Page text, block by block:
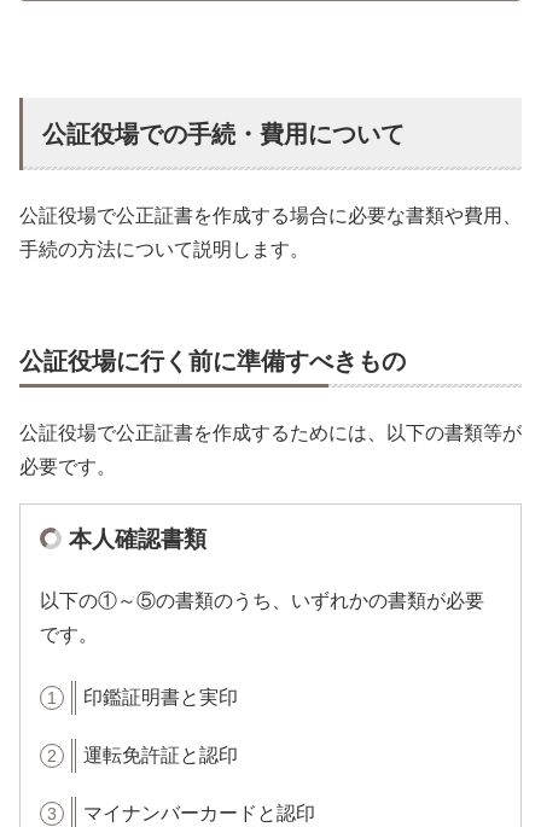
公証役場での手続・費用について
公証役場で公正証書を作成する場合に必要な書類や費用、
手続の方法について説明します。
公証役場に行く前に準備すべきもの
公証役場で公正証書を作成するためには、以下の書類等が
必要です。
本人確認書類
以下の①～⑤の書類のうち、いずれかの書類が必要
です。
印鑑証明書と実印
運転免許証と認印
マイナンバーカードと認印